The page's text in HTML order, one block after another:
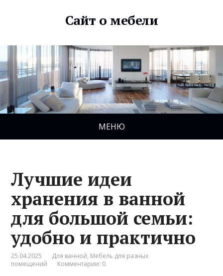
Сайт о мебели
МЕНЮ
Лучшие идеи
хранения в ванной
для большой семьи:
удобно и практично
25.04.2025 Для ванной, Мебель для разных
помещений
Комментарии: 0